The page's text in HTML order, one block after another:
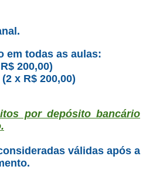
em todas as aulas:
200,00)
x R$ 200,00)
por depósito bancário
válidas após a